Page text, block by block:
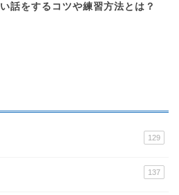
い話をするコツや練習方法とは？
129
137